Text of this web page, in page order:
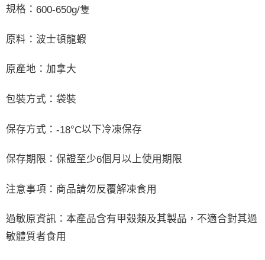
規格： 600-650g/隻
原料：波士頓龍蝦
原產地：加拿大
包裝方式：袋裝
保存方式： -18°C以下冷凍保存
保存期限：保證至少6個月以上使用期限
注意事項：商品請勿反覆解凍食用
過敏原資訊：本產品含有甲殼類及其製品，不適合對其過
敏體質者食用